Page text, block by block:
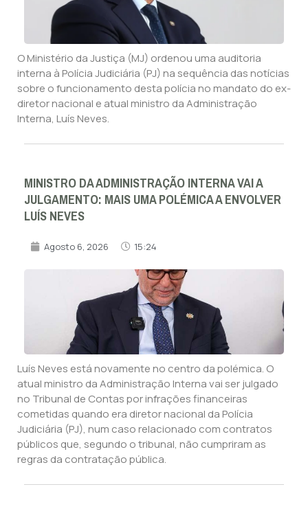
O Ministério da Justiça (MJ) ordenou uma auditoria
interna à Polícia Judiciária (PJ) na sequência das notícias
sobre o funcionamento desta polícia no mandato do ex-
diretor nacional e atual ministro da Administração
Interna, Luís Neves.
MINISTRO DA ADMINISTRAÇÃO INTERNA VAI A
JULGAMENTO: MAIS UMA POLÉMICA A ENVOLVER
LUÍS NEVES
Agosto 6, 2026 15:24
Luís Neves está novamente no centro da polémica. O
atual ministro da Administração Interna vai ser julgado
no Tribunal de Contas por infrações financeiras
cometidas quando era diretor nacional da Polícia
Judiciária (PJ), num caso relacionado com contratos
públicos que, segundo o tribunal, não cumpriram as
regras da contratação pública.